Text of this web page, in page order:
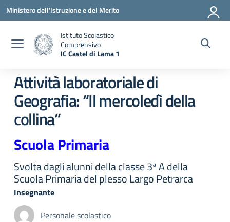
Vai ai contenuti
Vai al menu di navigazione
Vai al footer
Ministero dell'Istruzione e del Merito
Istituto Scolastico
Comprensivo
IC Castel di Lama 1
Attività laboratoriale di
Geografia: “Il mercoledì della
collina”
Scuola Primaria
Svolta dagli alunni della classe 3ª A della
Scuola Primaria del plesso Largo Petrarca
Insegnante
Personale scolastico